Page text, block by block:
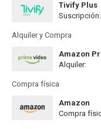
Tivify Plus
Disponible
Suscripción:
Alquiler y Compra
Amazon
Alquiler:
Compra física
Amazon
Compra